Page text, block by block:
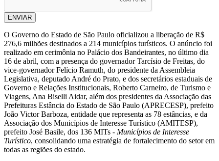
ENVIAR
O Governo do Estado de São Paulo oficializou a liberação de R$
276,6 milhões destinados a 214 municípios turísticos. O anúncio foi
realizado em cerimônia no Palácio dos Bandeirantes, no último dia
16 de abril, com a presença do governador Tarcísio de Freitas, do
vice-governador Felício Ramuth, do presidente da Assembleia
Legislativa, deputado André do Prato, e dos secretários estaduais de
Governo e Relações Institucionais, Roberto Carneiro, de Turismo e
Viagens, Ana Biselli Aidar, além dos presidentes da Associação das
Prefeituras Estância do Estado de São Paulo (APRECESP), prefeito
João Victor Barboza, entidade que representa as 78 estâncias, e da
Associação dos Municípios de Interesse Turístico (AMITESP),
prefeito José Basile, dos 136 MITs - Municípios de Interesse
Turístico, consolidando uma estratégia de fortalecimento do setor em
todas as regiões do estado.